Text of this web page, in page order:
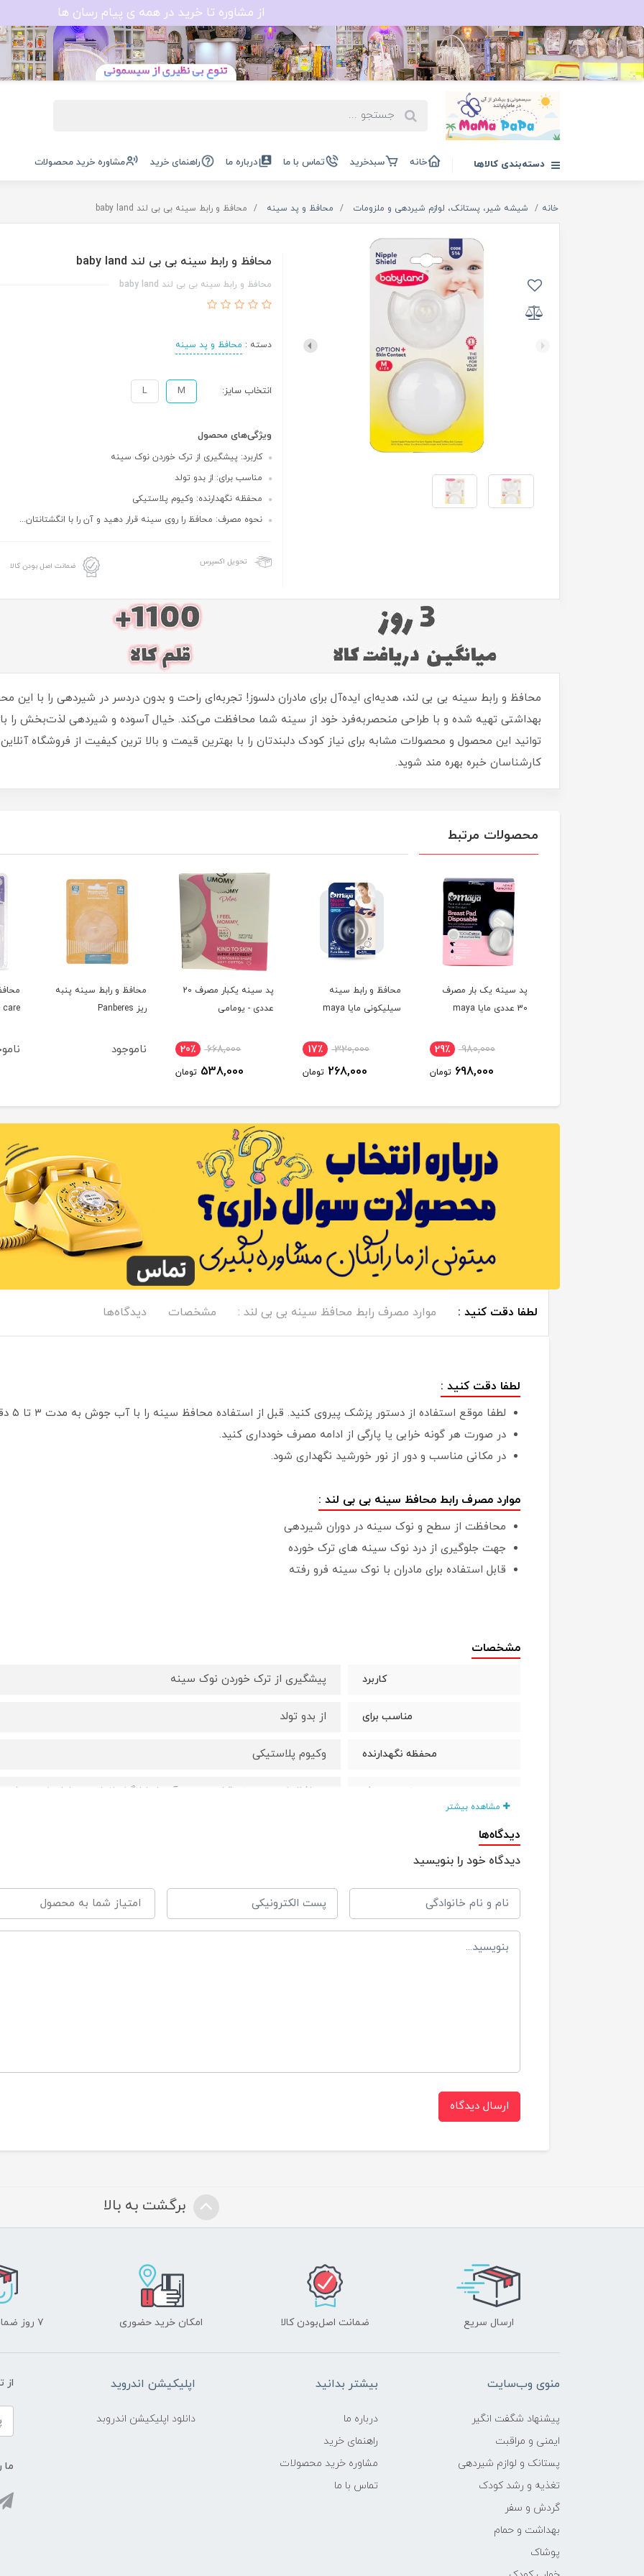
از مشاوره تا خرید در همه ی پیام رسان ها
دسته‌بندی کالاها خانه سبدخرید تماس با ما درباره ما راهنمای خرید مشاوره خرید محصولات
خانه شیشه شیر، پستانک، لوازم شیردهی و ملزومات محافظ و پد سینه محافظ و رابط سینه بی بی لند baby land
محافظ و رابط سینه بی بی لند baby land
محافظ و رابط سینه بی بی لند baby land
دسته : محافظ و پد سینه
انتخاب سایز: M
L
ویژگی‌های محصول
کاربرد: پیشگیری از ترک خوردن نوک سینه
مناسب برای: از بدو تولد
محفظه نگهدارنده: وکیوم پلاستیکی
نحوه مصرف: محافظ را روی سینه قرار دهید و آن را با انگشتانتان...
تحویل اکسپرس ضمانت اصل بودن کالا
محافظ و رابط سینه بی بی لند، هدیه‌ای ایده‌آل برای مادران دلسوز! تجربه‌ای راحت و بدون دردسر در شیردهی را با
بهداشتی تهیه شده و با طراحی منحصربه‌فرد خود از سینه شما محافظت می‌کند. خیال آسوده و شیردهی لذت‌بخش را
توانید این محصول و محصولات مشابه برای نیاز کودک دلبندتان را با بهترین قیمت و بالا ترین کیفیت از فروشگاه
کارشناسان خبره بهره مند شوید.
محصولات مرتبط
پد سینه یک بار مصرف
30 عددی مایا maya
980,000 29٪
698,000 تومان
محافظ و رابط سینه
سیلیکونی مایا maya
320,000 17٪
268,000 تومان
پد سینه یکبار مصرف 20
عددی - یومامی
668,000 20٪
538,000 تومان
محافظ و رابط سینه پنبه
ریز Panberes
ناموجود
care
لطفا دقت کنید : موارد مصرف رابط محافظ سینه بی بی لند : مشخصات دیدگاه‌ها
لطفا دقت کنید :
لطفا موقع استفاده از دستور پزشک پیروی کنید. قبل از استفاده محافظ سینه را با آب جوش به مدت ۳ تا ۵ دقیقه استریل نمایید.
در صورت هر گونه خرابی یا پارگی از ادامه مصرف خودداری کنید.
در مکانی مناسب و دور از نور خورشید نگهداری شود.
موارد مصرف رابط محافظ سینه بی بی لند :
محافظت از سطح و نوک سينه در دوران شيردهی
جهت جلوگيری از درد نوک سينه های ترک خورده
قابل استفاده برای مادران با نوک سينه فرو رفته
مشخصات
کاربرد پیشگیری از ترک خوردن نوک سینه
مناسب برای از بدو تولد
محفظه نگهدارنده وکیوم پلاستیکی
نحوه مصرف محافظ را روی سینه قرار دهید و آن را با انگشتانتان در طول خوردن
مشاهده بیشتر
دیدگاه‌ها
دیدگاه خود را بنویسید
ارسال دیدگاه
برگشت به بالا
ارسال سریع ضمانت اصل‌بودن کالا امکان خرید حضوری ۷ روز ضمانت بازگشت
منوی وب‌سایت
پیشنهاد شگفت انگیر
ایمنی و مراقبت
پستانک و لوازم شیردهی
تغذیه و رشد کودک
گردش و سفر
بهداشت و حمام
پوشاک
بیشتر بدانید
درباره ما
راهنمای خرید
مشاوره خرید محصولات
تماس با ما
اپلیکیشن اندروید
دانلود اپلیکیشن اندروبد
از
ما